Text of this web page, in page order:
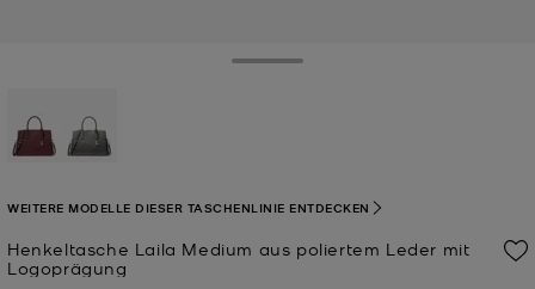
Henkeltasche Laila Medium aus poliertem Leder mit
Logoprägung
WEITERE MODELLE DIESER TASCHENLINIE ENTDECKEN